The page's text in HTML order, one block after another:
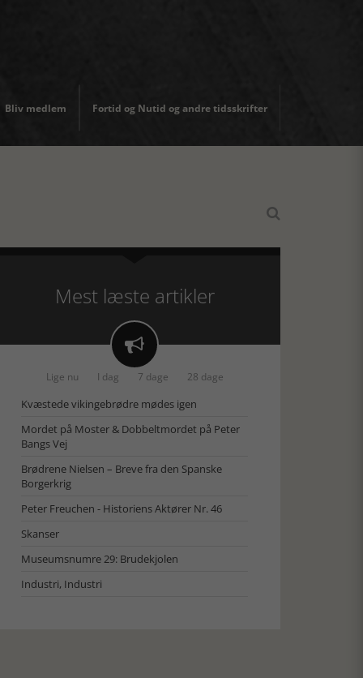
Bliv medlem Fortid og Nutid og andre tidsskrifter

Mest læste artikler

Lige nu I dag 7 dage 28 dage
Kvæstede vikingebrødre mødes igen
Mordet på Moster & Dobbeltmordet på Peter
Bangs Vej
Brødrene Nielsen – Breve fra den Spanske
Borgerkrig
Peter Freuchen - Historiens Aktører Nr. 46
Skanser
Museumsnumre 29: Brudekjolen
Industri, Industri